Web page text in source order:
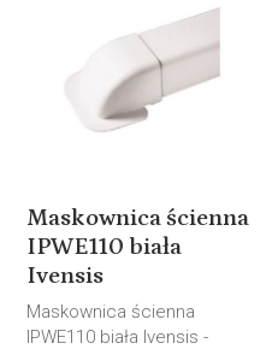
Maskownica ścienna
IPWE110 biała
Ivensis
Maskownica ścienna
IPWE110 biała Ivensis -